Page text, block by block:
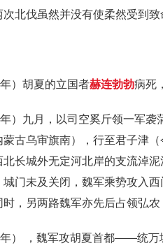
北伐虽然并没有使柔然受到
）胡夏的立国者赫连勃勃病死
）九月，以司空奚斤领一军
古乌审旗南），行至君子津
北长城外无定河北岸的支流淖
门未及关闭，魏军乘势攻入
，另两路魏军亦先后占领弘
） ，魏军攻胡夏首都——统万